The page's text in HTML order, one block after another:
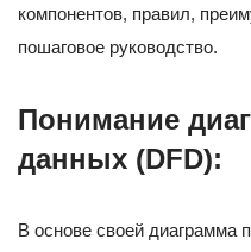
компонентов, правил,
пошаговое руководство.
Понимание
данных (DFD):
В основе своей диаграмма